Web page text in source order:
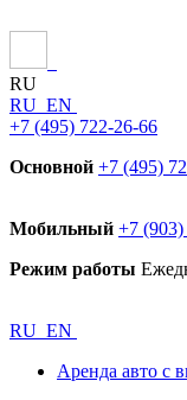
RU
RU EN
+7 (495) 722-26-66
Основной +7 (495)
Мобильный +7
Режим работы
RU EN
Аренда авто с